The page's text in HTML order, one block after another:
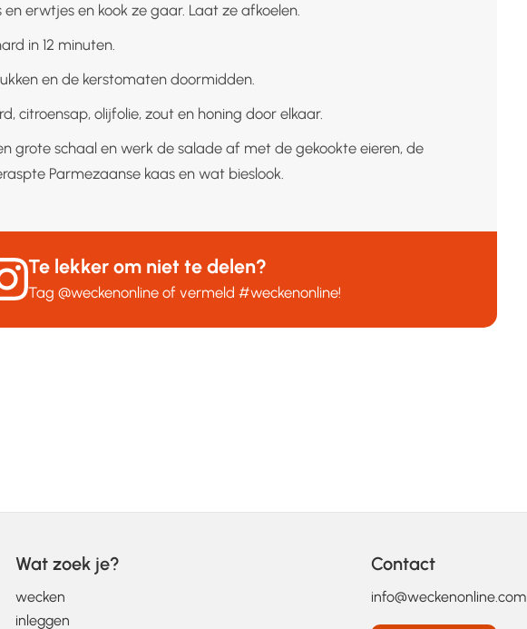
en erwtjes en kook ze gaar. Laat ze afkoelen.
in 12 minuten.
en de kerstomaten doormidden.
citroensap, olijfolie, zout en honing door elkaar.
grote schaal en werk de salade af met de gekookte eieren, de
Parmezaanse kaas en wat bieslook.
Te lekker om niet te delen?
Tag@weckenonline of vermeld#weckenonline!
Wat zoek je?
wecken
inleggen
Contact
info@weckenonline.com